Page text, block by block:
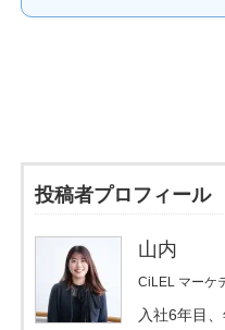
投稿者プロフィール
山内
CiLEL マーケ
入社6年目